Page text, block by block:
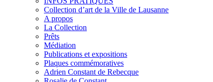
Collection d’art de la Ville de Lausanne
A propos
La Collection
Prêts
Médiation
Publications et expositions
Plaques commémoratives
Adrien Constant de Rebecque